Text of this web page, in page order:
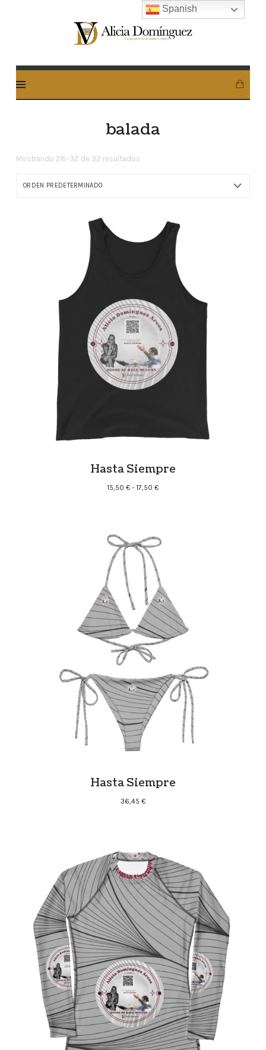
Alicia
Dominguez
balada
Mostrando 28–32 de 32 resultados
Hasta Siempre
15,50€ - 17,50€Rango
15,50 €
Hasta Siempre
36,45 €
Spanish